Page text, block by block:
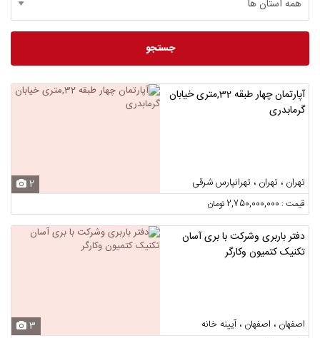
جستجو
آپارتمان چهار طبقه 32,متری خیابان
گرمابدری
تهران ، تهران ، تهرانپارس شرقی 2
قیمت : 2,750,000,000 تومان
دفتر باربری وشرکت با بری آسان
تکنیک کتمیون وکارگر
اصفهان ، اصفهان ، آیینه خانه 3